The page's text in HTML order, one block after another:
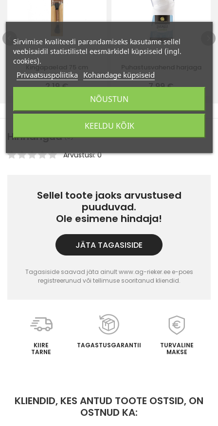
Kingapaelad 75 cm
2,19 € 7,99 €
Hinnangud(0)
Arvustusi: 0
Sellel toote jaoks arvustused
puuduvad.
Ole esimene hindaja!
JÄTA TAGASISIDE
Tagasiside saavad jäta ainult www.ag-rieker.ee e-poes
registreerunud või tellimuse sooritanud kliendid.
KIIRE
TARNE
TAGASTUSGARANTII
TURVALINE
MAKSE
KLIENDID, KES ANTUD TOOTE OSTSID, ON
OSTNUD KA:
Sirvimise kvaliteedi parandamiseks kasutame sellel
veebisaidil statistilistel eesmärkidel küpsiseid (ingl.
cookies).
Privaatsuspoliitika Kohandage küpsiseid
KEELDU KÕIK
NÕUSTUN